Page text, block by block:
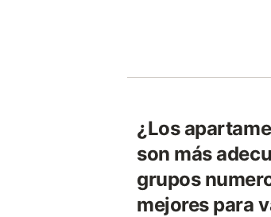
¿Los
son más
grupos
mejores para